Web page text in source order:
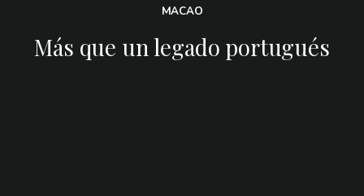
MACAO
Más que un legado portugués